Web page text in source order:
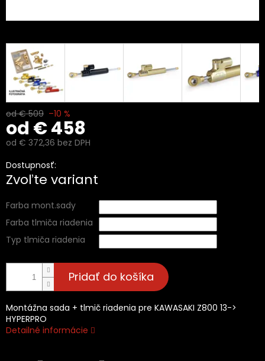
od € 509 –10 %
od € 458
od € 372,36 bez DPH
Jednotková
cena:
Dostupnosť:
Zvoľte variant
Farba mont.sady
Farba tlmiča riadenia
Typ tlmiča riadenia
Pridať do košíka
Montážna sada + tlmič riadenia pre KAWASAKI Z800 13->
HYPERPRO
Detailné informácie